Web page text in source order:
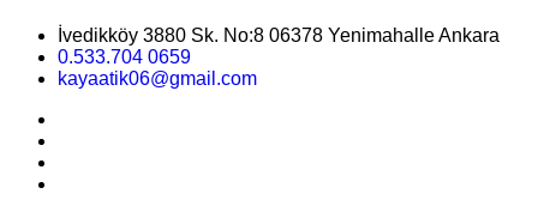
İvedikköy 3880 Sk. No:8 06378 Yenimahalle Ankara
0.533.704 0659
kayaatik06@gmail.com